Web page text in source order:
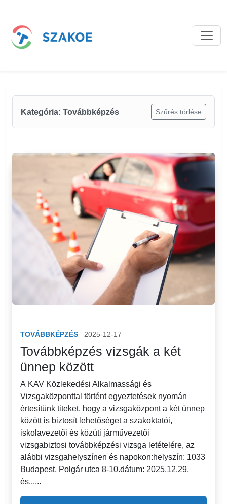
Kategória: Továbbképzés Szűrés törlése
TOVÁBBKÉPZÉS 2025-12-17
Továbbképzés vizsgák a két
ünnep között
A KAV Közlekedési Alkalmassági és
Vizsgaközponttal történt egyeztetések nyomán
értesítünk titeket, hogy a vizsgaközpont a két ünnep
között is biztosít lehetőséget a szakoktatói,
iskolavezetői és közúti járművezetői
vizsgabiztosi továbbképzési vizsga letételére, az
alábbi vizsgahelyszínen és napokon:helyszín: 1033
Budapest, Polgár utca 8-10.dátum: 2025.12.29.
és......